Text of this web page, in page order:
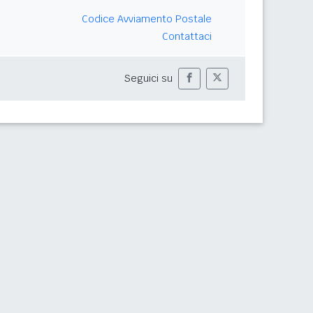
Codice Avviamento Postale
Contattaci
Seguici su